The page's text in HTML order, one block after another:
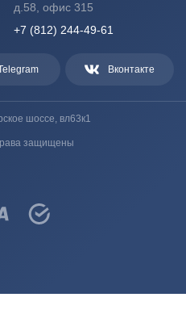
д.58, офис 315
+7 (812) 244-49-61
Вконтакте
шоссе, вл63к1
защищены